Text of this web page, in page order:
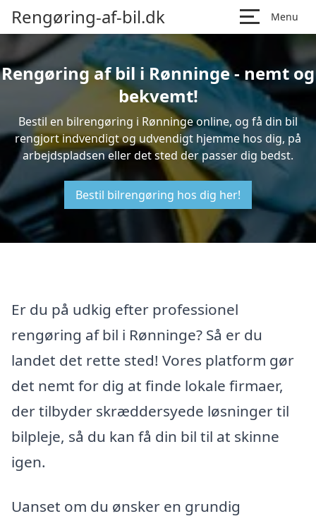
Rengøring-af-bil.dk Menu
Rengøring af bil i Rønninge - nemt og
bekvemt!
Bestil en bilrengøring i Rønninge online, og få din bil
rengjort indvendigt og udvendigt hjemme hos dig, på
arbejdspladsen eller det sted der passer dig bedst.
Bestil bilrengøring hos dig her!
Er du på udkig efter professionel
rengøring af bil i Rønninge? Så er du
landet det rette sted! Vores platform gør
det nemt for dig at finde lokale firmaer,
der tilbyder skræddersyede løsninger til
bilpleje, så du kan få din bil til at skinne
igen.
Uanset om du ønsker en grundig